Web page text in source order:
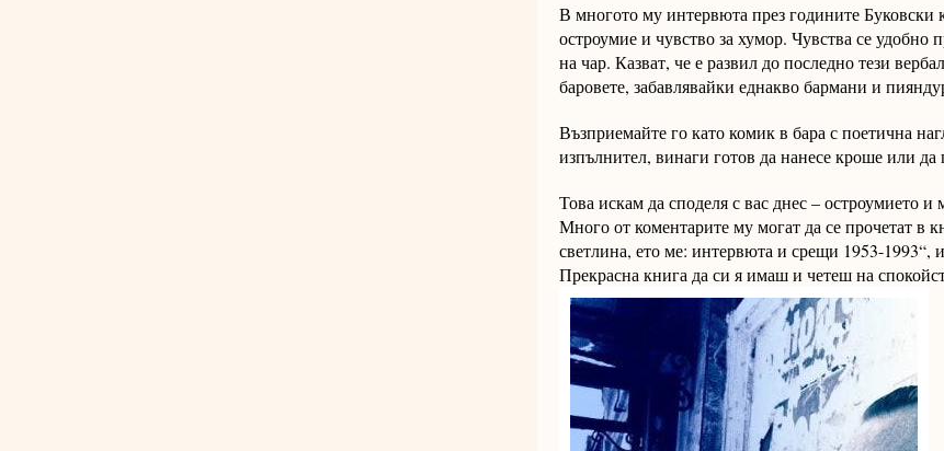
В многото му интервюта през годините Буковски
остроумие и чувство за хумор. Чувства се удобно
на чар. Казват, че е развил до последно тези
баровете, забавлявайки еднакво бармани и
Възприемайте го като комик в бара с поетична
изпълнител, винаги готов да нанесе кроше или да
Това искам да споделя с вас днес – остроумието и
Много от коментарите му могат да се прочетат в
светлина, ето ме: интервюта и срещи 1953-1993“,
Прекрасна книга да си я имаш и четеш на